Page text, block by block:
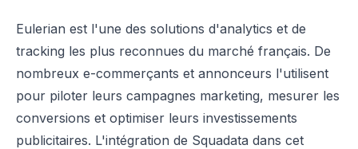
Eulerian est l'une des solutions d'analytics et de
tracking les plus reconnues du marché français. De
nombreux e-commerçants et annonceurs l'utilisent
pour piloter leurs campagnes marketing, mesurer les
conversions et optimiser leurs investissements
publicitaires. L'intégration de Squadata dans cet